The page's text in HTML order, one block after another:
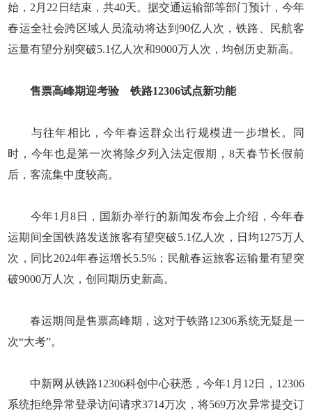
始，2月22日结束，共40天。据交通运输部等部门预计，今年
春运全社会跨区域人员流动将达到90亿人次，铁路、民航客
运量有望分别突破5.1亿人次和9000万人次，均创历史新高。
售票高峰期迎考验 铁路12306试点新功能
与往年相比，今年春运群众出行规模进一步增长。同
时，今年也是第一次将除夕列入法定假期，8天春节长假前
后，客流集中度较高。
今年1月8日，国新办举行的新闻发布会上介绍，今年春
运期间全国铁路发送旅客有望突破5.1亿人次，日均1275万人
次，同比2024年春运增长5.5%；民航春运旅客运输量有望突
破9000万人次，创同期历史新高。
春运期间是售票高峰期，这对于铁路12306系统无疑是一
次“大考”。
中新网从铁路12306科创中心获悉，今年1月12日，12306
系统拒绝异常登录访问请求3714万次，将569万次异常提交订